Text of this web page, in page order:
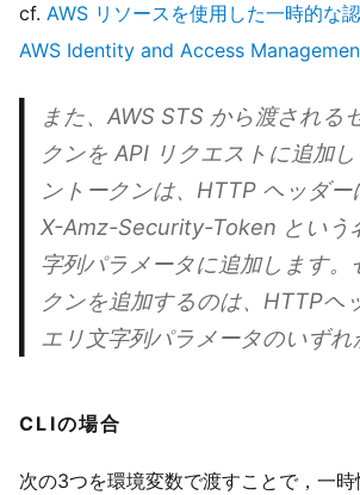
cf. AWS リソースを使用した一時的な
AWS Identity and Access
また、AWS STS から渡される
クンを API リクエストに追加
ントークンは、HTTP ヘッダー
X-Amz-Security-Token という
字列パラメータに追加します
クンを追加するのは、HTTPヘ
エリ文字列パラメータのいずれ
CLIの場合
次の3つを環境変数で渡すことで，一